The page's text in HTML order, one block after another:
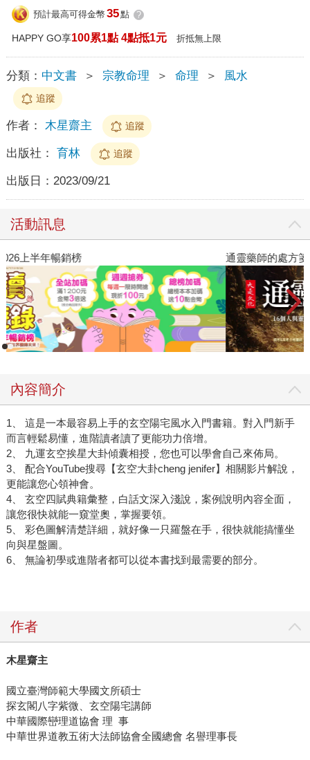
預計最高可得金幣 35點 ?
HAPPY GO享100累1點 4點抵1元 折抵無上限
分類： 中文書 ＞ 宗教命理 ＞ 命理 ＞ 風水
追蹤
作者： 木星齋主 追蹤
出版社： 育林 追蹤
出版日： 2023/09/21
活動訊息
閱讀漫遊錄-2026上半年暢銷榜 通
內容簡介
1、 這是一本最容易上手的玄空陽宅風水入門書籍。對入門新手
而言輕鬆易懂，進階讀者讀了更能功力倍增。
2、 九運玄空挨星大卦傾囊相授，您也可以學會自己來佈局。
3、 配合YouTube搜尋【玄空大卦cheng jenifer】相關影片解說，
更能讓您心領神會。
4、 玄空四賦典籍彙整，白話文深入淺說，案例說明內容全面，
讓您很快就能一窺堂奧，掌握要領。
5、 彩色圖解清楚詳細，就好像一只羅盤在手，很快就能搞懂坐
向與星盤圖。
6、 無論初學或進階者都可以從本書找到最需要的部分。
作者
木星齋主
國立臺灣師範大學國文所碩士
探玄閣八字紫微、玄空陽宅講師
中華國際巒理道協會 理 事
中華世界道教五術大法師協會全國總會 名譽理事長